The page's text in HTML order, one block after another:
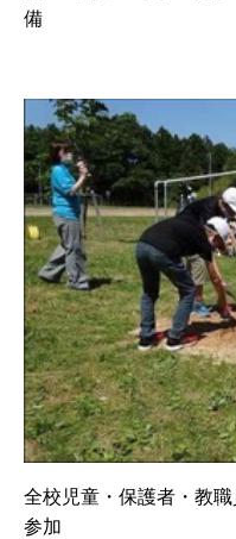
備
全校児童・保護者・教
参加